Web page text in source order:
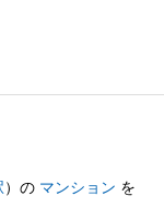
たら、いつで
げます。
）の マンション を